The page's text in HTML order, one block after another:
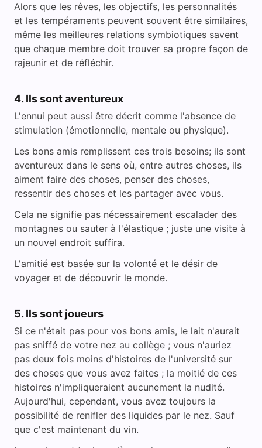
Alors que les rêves, les objectifs, les personnalités
et les tempéraments peuvent souvent être similaires,
même les meilleures relations symbiotiques savent
que chaque membre doit trouver sa propre façon de
rajeunir et de réfléchir.
4. Ils sont aventureux
L'ennui peut aussi être décrit comme l'absence de
stimulation (émotionnelle, mentale ou physique).
Les bons amis remplissent ces trois besoins; ils sont
aventureux dans le sens où, entre autres choses, ils
aiment faire des choses, penser des choses,
ressentir des choses et les partager avec vous.
Cela ne signifie pas nécessairement escalader des
montagnes ou sauter à l'élastique ; juste une visite à
un nouvel endroit suffira.
L'amitié est basée sur la volonté et le désir de
voyager et de découvrir le monde.
5. Ils sont joueurs
Si ce n'était pas pour vos bons amis, le lait n'aurait
pas sniffé de votre nez au collège ; vous n'auriez
pas deux fois moins d'histoires de l'université sur
des choses que vous avez faites ; la moitié de ces
histoires n'impliqueraient aucunement la nudité.
Aujourd'hui, cependant, vous avez toujours la
possibilité de renifler des liquides par le nez. Sauf
que c'est maintenant du vin.